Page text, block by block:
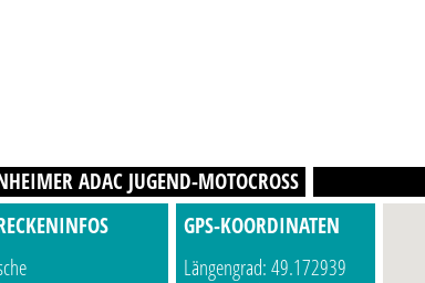
ADAC JUGEND-MOTOCROSS
GPS-KOORDINATEN
Längengrad: 49.172939